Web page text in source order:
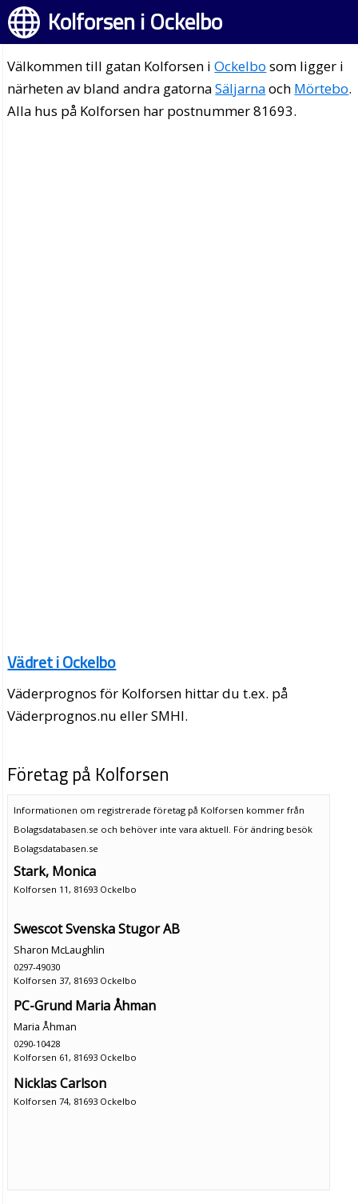
Kolforsen i Ockelbo
Välkommen till gatan Kolforsen iOckelbo som ligger i
närheten av bland andra gatornaSäljarnaoch Mörtebo.
Alla hus på Kolforsen har postnummer 81693.
Vädret i Ockelbo
Väderprognos för Kolforsen hittar du t.ex. på
Väderprognos.nu eller SMHI.
Företag på Kolforsen
Informationen om registrerade företag på Kolforsen kommer från
Bolagsdatabasen.se och behöver inte vara aktuell. För ändring besök
Bolagsdatabasen.se
Stark, Monica
Kolforsen 11, 81693 Ockelbo
Swescot Svenska Stugor AB
Sharon McLaughlin
0297-49030
Kolforsen 37, 81693 Ockelbo
PC-Grund Maria Åhman
Maria Åhman
0290-10428
Kolforsen 61, 81693 Ockelbo
Nicklas Carlson
Kolforsen 74, 81693 Ockelbo